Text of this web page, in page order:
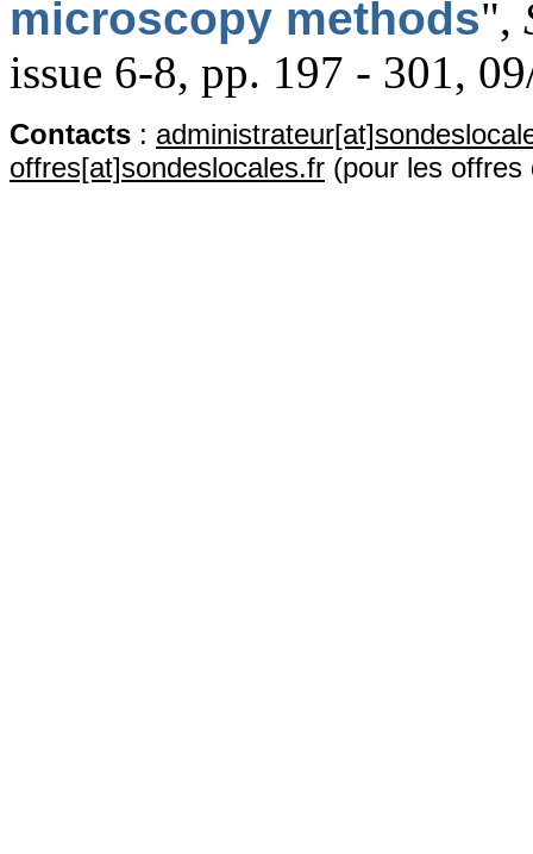
microscopy methods",
issue 6-8, pp. 197 - 301,
Contacts :
offres[at]sondeslocales.fr (pour les offres